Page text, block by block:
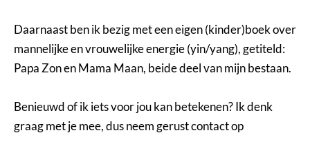
Daarnaast ben ik bezig met een eigen (kinder)boek over
mannelijke en vrouwelijke energie (yin/yang), getiteld:
Papa Zon en Mama Maan, beide deel van mijn bestaan.
Benieuwd of ik iets voor jou kan betekenen? Ik denk
graag met je mee, dus neem gerust contact op